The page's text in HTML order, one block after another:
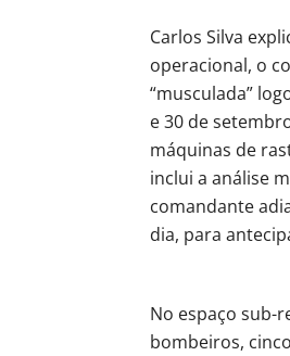
Carlos Silva
operacional, o
“musculada”
e 30 de
máquinas de
inclui a análise
comandante
dia, para
No espaço sub-
bombeiros,